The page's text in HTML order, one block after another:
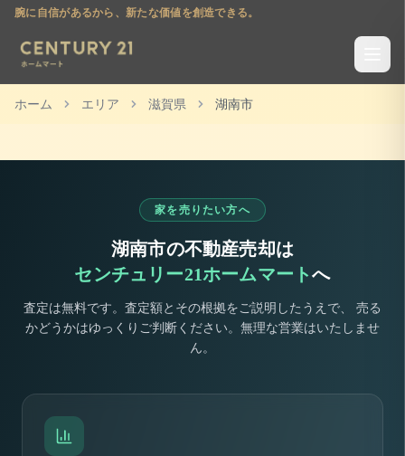
腕に自信があるから、新たな価値を創造できる。
ホーム エリア 滋賀県 湖南市
家を売りたい方へ
湖南市の不動産売却は
センチュリー21ホームマートへ
査定は無料です。査定額とその根拠をご説明したうえで、 売る
かどうかはゆっくりご判断ください。無理な営業はいたしませ
ん。